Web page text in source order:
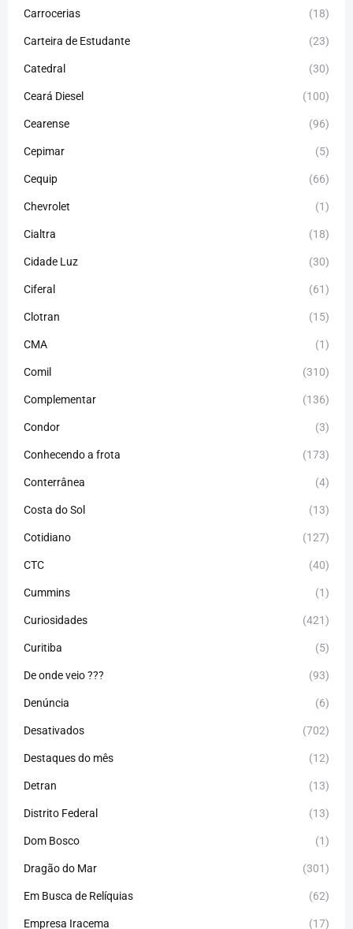
Carrocerias (18)
Carteira de Estudante (23)
Catedral (30)
Ceará Diesel (100)
Cearense (96)
Cepimar (5)
Cequip (66)
Chevrolet (1)
Cialtra (18)
Cidade Luz (30)
Ciferal (61)
Clotran (15)
CMA (1)
Comil (310)
Complementar (136)
Condor (3)
Conhecendo a frota (173)
Conterrânea (4)
Costa do Sol (13)
Cotidiano (127)
CTC (40)
Cummins (1)
Curiosidades (421)
Curitiba (5)
De onde veio ??? (93)
Denúncia (6)
Desativados (702)
Destaques do mês (12)
Detran (13)
Distrito Federal (13)
Dom Bosco (1)
Dragão do Mar (301)
Em Busca de Relíquias (62)
Empresa Iracema (17)